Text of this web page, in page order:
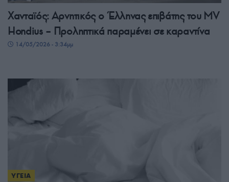
Χανταϊός: Αρνητικός ο Έλληνας επιβάτης του MV
Hondius – Προληπτικά παραμένει σε καραντίνα
14/05/2026 - 3:34μμ
ΥΓΕΙΑ